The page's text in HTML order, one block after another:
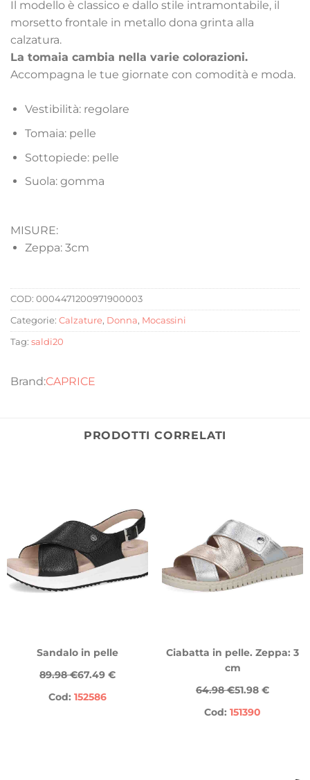
Il modello è classico e dallo stile intramontabile, il
morsetto frontale in metallo dona grinta alla
calzatura.
La tomaia cambia nella varie colorazioni.
Accompagna le tue giornate con comodità e moda.
Vestibilità: regolare
Tomaia: pelle
Sottopiede: pelle
Suola: gomma
MISURE:
Zeppa: 3cm
COD: 0004471200971900003
Categorie: Calzature, Donna, Mocassini
Tag: saldi20
CAPRICE
PRODOTTI CORRELATI
Sandalo in pelle
89.98 €67.49 €
Cod: 152586
Ciabatta in pelle. Zeppa: 3
cm
64.98 €51.98 €
Cod: 151390